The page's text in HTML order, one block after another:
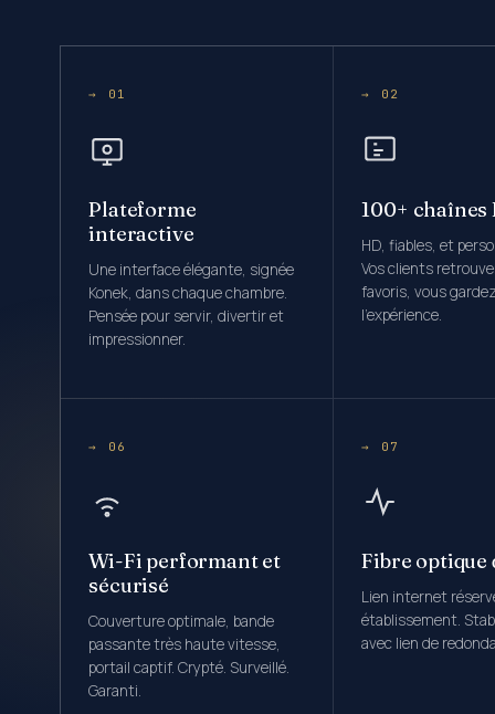
→ 01
Plateforme
interactive
Une interface élégante, signée
Konek, dans chaque chambre.
Pensée pour servir, divertir et
impressionner.
→ 02
100+ chaînes
HD, fiables, et
Vos clients
favoris, vous
l’expérience.
→ 06
Wi-Fi performant et
sécurisé
Couverture optimale, bande
passante très haute vitesse,
portail captif. Crypté. Surveillé.
Garanti.
→ 07
Fibre optique
Lien internet
établissement.
avec lien de